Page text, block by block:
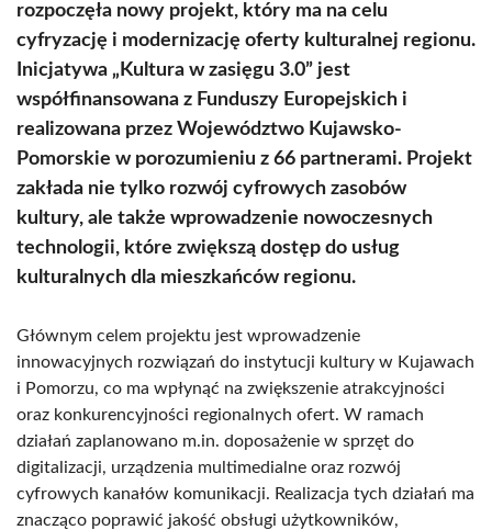
rozpoczęła nowy projekt, który ma na celu
cyfryzację i modernizację oferty kulturalnej regionu.
Inicjatywa „Kultura w zasięgu 3.0” jest
współfinansowana z Funduszy Europejskich i
realizowana przez Województwo Kujawsko-
Pomorskie w porozumieniu z 66 partnerami. Projekt
zakłada nie tylko rozwój cyfrowych zasobów
kultury, ale także wprowadzenie nowoczesnych
technologii, które zwiększą dostęp do usług
kulturalnych dla mieszkańców regionu.
Głównym celem projektu jest wprowadzenie
innowacyjnych rozwiązań do instytucji kultury w Kujawach
i Pomorzu, co ma wpłynąć na zwiększenie atrakcyjności
oraz konkurencyjności regionalnych ofert. W ramach
działań zaplanowano m.in. doposażenie w sprzęt do
digitalizacji, urządzenia multimedialne oraz rozwój
cyfrowych kanałów komunikacji. Realizacja tych działań ma
znacząco poprawić jakość obsługi użytkowników,